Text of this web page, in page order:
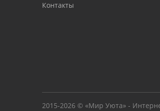
Контакты
2015-2026 © «Мир Уюта» -